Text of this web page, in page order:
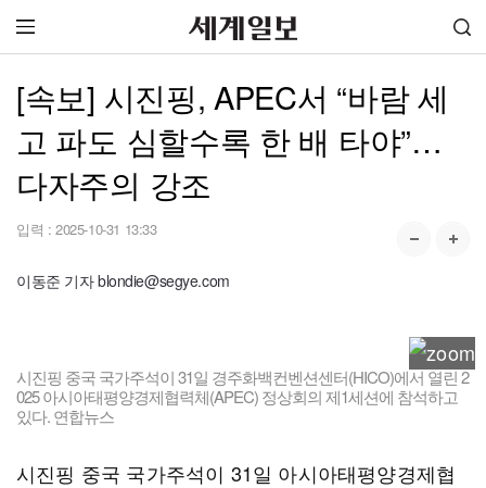
[속보] 시진핑, APEC서 “바람 세
고 파도 심할수록 한 배 타야”…
다자주의 강조
입력 : 2025-10-31 13:33
이동준 기자 blondie@segye.com
시진핑 중국 국가주석이 31일 경주화백컨벤션센터(HICO)에서 열린 2
025 아시아태평양경제협력체(APEC) 정상회의 제1세션에 참석하고
있다. 연합뉴스
시진핑 중국 국가주석이 31일 아시아태평양경제협